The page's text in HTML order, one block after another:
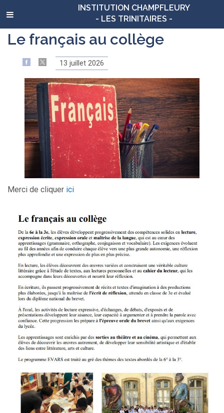
INSTITUTION CHAMPFLEURY
- LES TRINITAIRES -
Le français au collège
13 juillet 2026
Merci de cliquer ici